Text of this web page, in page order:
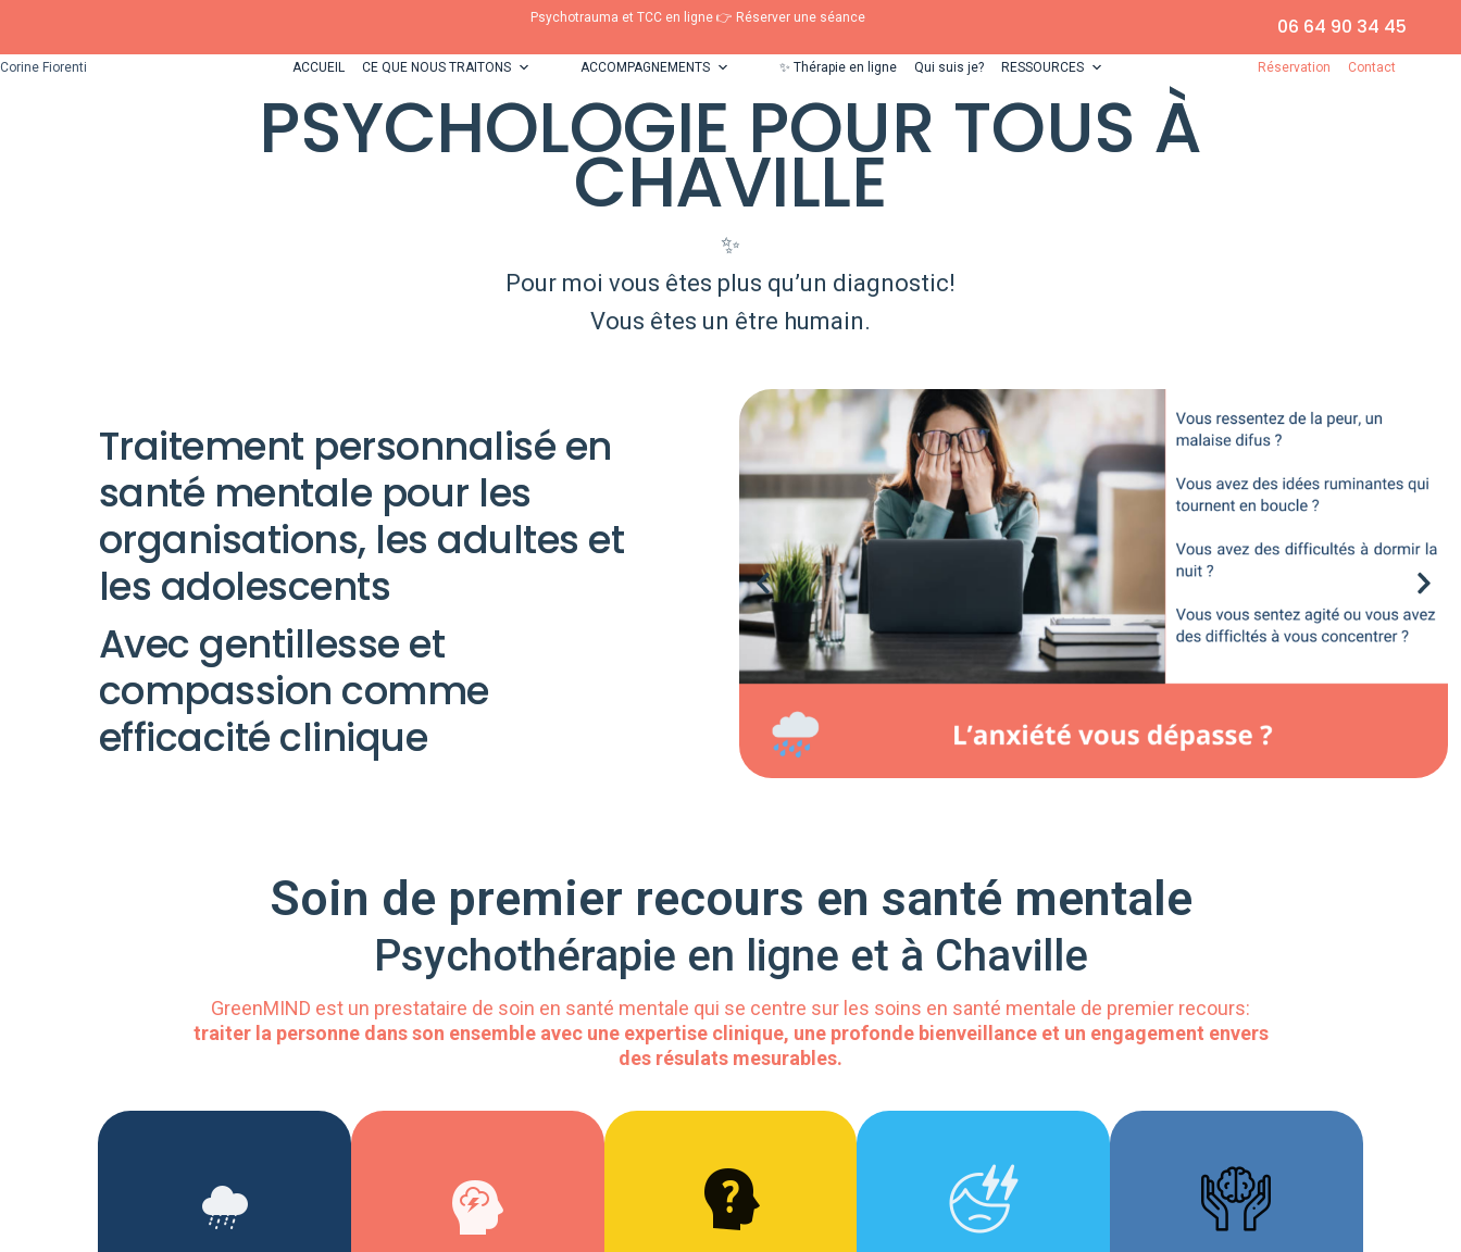
Psychotrauma et TCC en ligne 👉 Réserver une séance 06 64 90 34 45
Corine Fiorenti ACCUEIL CE QUE NOUS TRAITONS ACCOMPAGNEMENTS ✨ Thérapie en ligne Qui suis je? RESSOURCES Réservation Contact
PSYCHOLOGIE POUR TOUS À
CHAVILLE
✨
Pour moi vous êtes plus qu’un diagnostic!
Vous êtes un être humain.
Traitement personnalisé en
santé mentale pour les
organisations, les adultes et
les adolescents
Avec gentillesse et
compassion comme
efficacité clinique
Soin de premier recours en santé mentale
Psychothérapie en ligne et à Chaville
GreenMIND est un prestataire de soin en santé mentale qui se centre sur les soins en santé mentale de premier recours:
traiter la personne dans son ensemble avec une expertise clinique, une profonde bienveillance et un engagement envers
des résulats mesurables.